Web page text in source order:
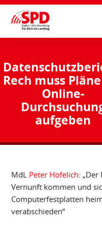
Rech muss
Online-
aufgeben
MdL Peter Hofelich:
Vernunft kommen und
Computerfestplatten
verabschieden“